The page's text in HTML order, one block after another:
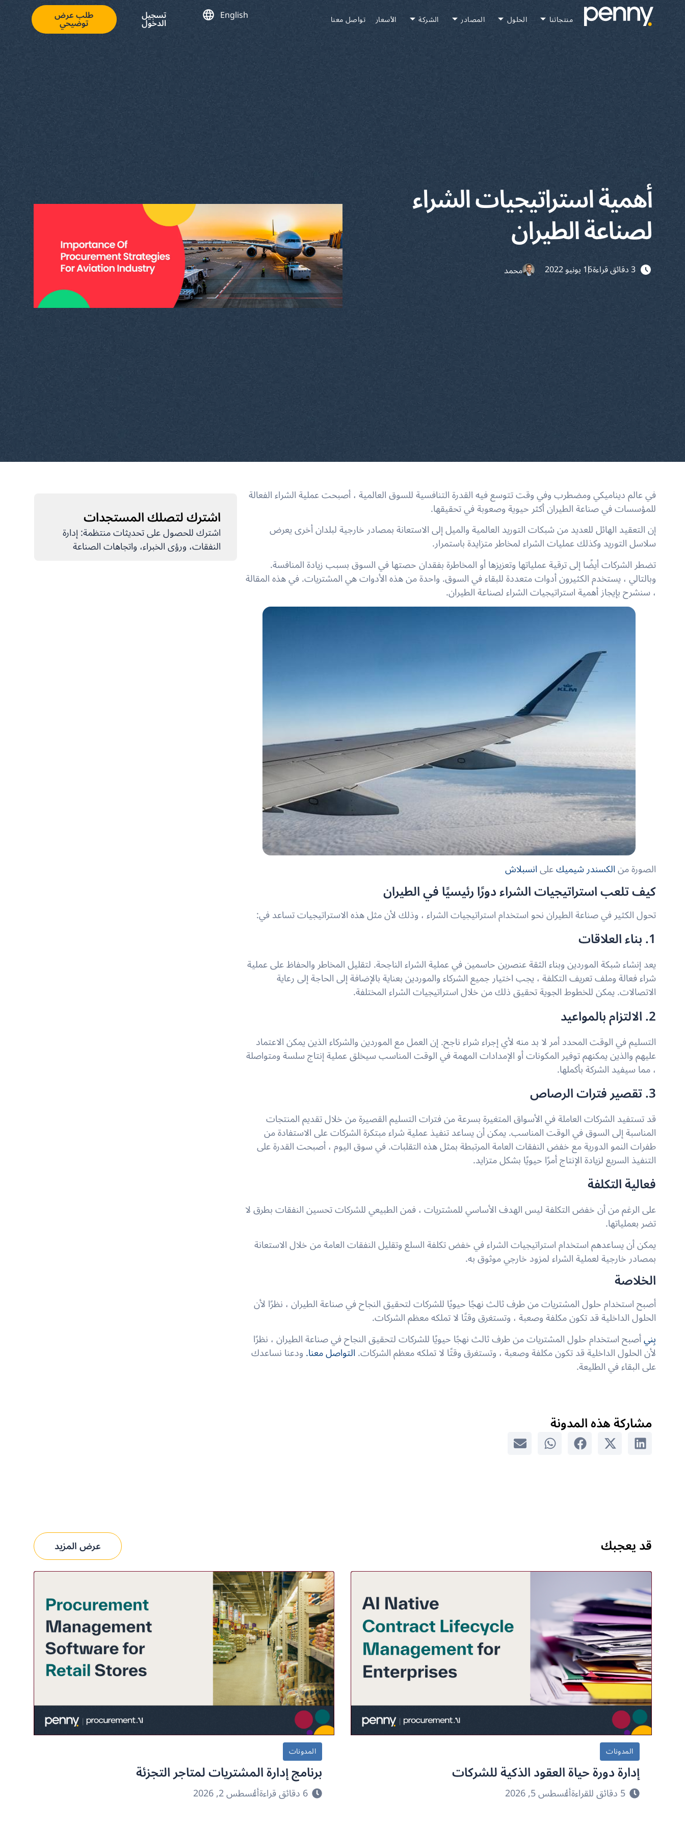
منتجاتنا الحلول المصادر الشركة الأسعار تواصل معنا English تسجيل
الدخول طلب عرض
توضيحي
أهمية استراتيجيات الشراء
لصناعة الطيران
3 دقائق قراءة 16 يونيو 2022 محمد
في عالم ديناميكي ومضطرب وفي وقت تتوسع فيه القدرة التنافسية للسوق العالمية ، أصبحت عملية الشراء الفعالة
للمؤسسات في صناعة الطيران أكثر حيوية وصعوبة في تحقيقها.
إن التعقيد الهائل للعديد من شبكات التوريد العالمية والميل إلى الاستعانة بمصادر خارجية لبلدان أخرى يعرض
سلاسل التوريد وكذلك عمليات الشراء لمخاطر متزايدة باستمرار.
تضطر الشركات أيضًا إلى ترقية عملياتها وتعزيزها أو المخاطرة بفقدان حصتها في السوق بسبب زيادة المنافسة.
وبالتالي ، يستخدم الكثيرون أدوات متعددة للبقاء في السوق. واحدة من هذه الأدوات هي المشتريات. في هذه المقالة
، سنشرح بإيجاز أهمية استراتيجيات الشراء لصناعة الطيران.
الصورة منالكسندر شيميكعلىانسبلاش
كيف تلعب استراتيجيات الشراء دورًا رئيسيًا في الطيران
تحول الكثير في صناعة الطيران نحو استخدام استراتيجيات الشراء ، وذلك لأن مثل هذه الاستراتيجيات تساعد في:
1. بناء العلاقات
يعد إنشاء شبكة الموردين وبناء الثقة عنصرين حاسمين في عملية الشراء الناجحة. لتقليل المخاطر والحفاظ على عملية
شراء فعالة وملف تعريف التكلفة ، يجب اختيار جميع الشركاء والموردين بعناية بالإضافة إلى الحاجة إلى رعاية
الاتصالات. يمكن للخطوط الجوية تحقيق ذلك من خلال استراتيجيات الشراء المختلفة.
2. الالتزام بالمواعيد
التسليم في الوقت المحدد أمر لا بد منه لأي إجراء شراء ناجح. إن العمل مع الموردين والشركاء الذين يمكن الاعتماد
عليهم والذين يمكنهم توفير المكونات أو الإمدادات المهمة في الوقت المناسب سيخلق عملية إنتاج سلسة ومتواصلة
، مما سيفيد الشركة بأكملها.
3. تقصير فترات الرصاص
قد تستفيد الشركات العاملة في الأسواق المتغيرة بسرعة من فترات التسليم القصيرة من خلال تقديم المنتجات
المناسبة إلى السوق في الوقت المناسب. يمكن أن يساعد تنفيذ عملية شراء مبتكرة الشركات على الاستفادة من
طفرات النمو الدورية مع خفض النفقات العامة المرتبطة بمثل هذه التقلبات. في سوق اليوم ، أصبحت القدرة على
التنفيذ السريع لزيادة الإنتاج أمرًا حيويًا بشكل متزايد.
فعالية التكلفة
على الرغم من أن خفض التكلفة ليس الهدف الأساسي للمشتريات ، فمن الطبيعي للشركات تحسين النفقات بطرق لا
تضر بعملياتها.
يمكن أن يساعدهم استخدام استراتيجيات الشراء في خفض تكلفة السلع وتقليل النفقات العامة من خلال الاستعانة
بمصادر خارجية لعملية الشراء لمزود خارجي موثوق به.
الخلاصة
أصبح استخدام حلول المشتريات من طرف ثالث نهجًا حيويًا للشركات لتحقيق النجاح في صناعة الطيران ، نظرًا لأن
الحلول الداخلية قد تكون مكلفة وصعبة ، وتستغرق وقتًا لا تملكه معظم الشركات.
بِنيأصبح استخدام حلول المشتريات من طرف ثالث نهجًا حيويًا للشركات لتحقيق النجاح في صناعة الطيران ، نظرًا
لأن الحلول الداخلية قد تكون مكلفة وصعبة ، وتستغرق وقتًا لا تملكه معظم الشركات.التواصل معنا.ودعنا نساعدك
على البقاء في الطليعة.
اشترك لتصلك المستجدات
اشترك للحصول على تحديثات منتظمة: إدارة
النفقات، ورؤى الخبراء، واتجاهات الصناعة
مشاركة هذه المدونة
قد يعجبك عرض المزيد
المدونات
إدارة دورة حياة العقود الذكية للشركات
5 دقائق للقراءة أغسطس 5, 2026
المدونات
برنامج إدارة المشتريات لمتاجر التجزئة
6 دقائق قراءة أغسطس 2, 2026